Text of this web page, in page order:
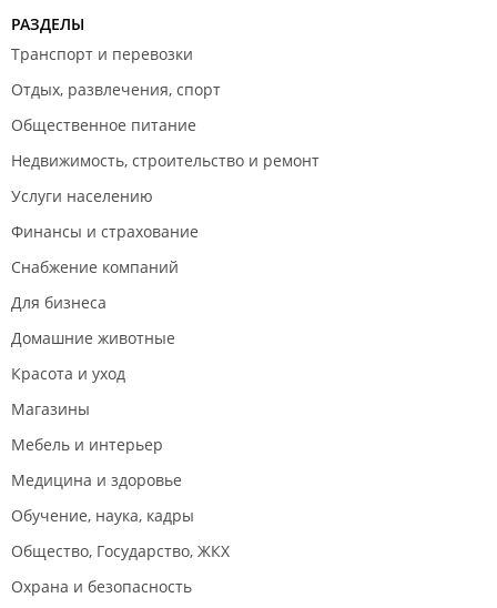
РАЗДЕЛЫ
Транспорт и перевозки
Отдых, развлечения, спорт
Общественное питание
Недвижимость, строительство и ремонт
Услуги населению
Финансы и страхование
Снабжение компаний
Для бизнеса
Домашние животные
Красота и уход
Магазины
Мебель и интерьер
Медицина и здоровье
Обучение, наука, кадры
Общество, Государство, ЖКХ
Охрана и безопасность